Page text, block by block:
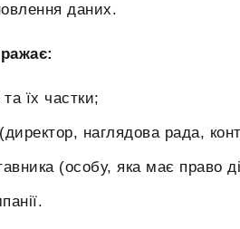
даних.
та їх частки;
наглядова рада,
(особу, яка має право